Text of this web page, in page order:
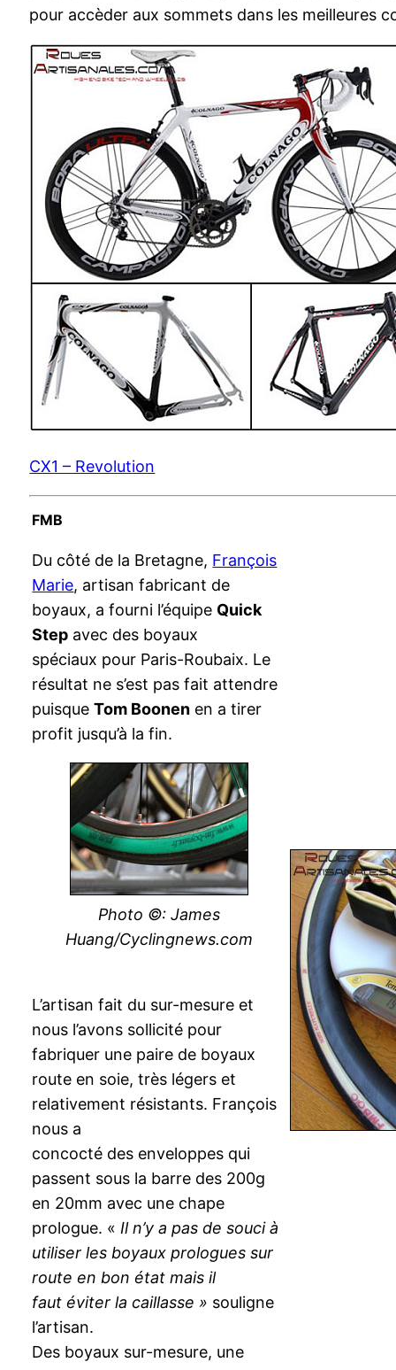
pour accèder aux sommets dans les meilleures
CX1 – Revolution
FMB
Du côté de la Bretagne, François
Marie, artisan fabricant de
boyaux, a fourni l’équipe Quick
Step avec des boyaux
spéciaux pour Paris-Roubaix. Le
résultat ne s’est pas fait attendre
puisqueTom Boonen en a tirer
profit jusqu’à la fin.
Photo ©: James
Huang/Cyclingnews.com
L’artisan fait du sur-mesure et
nous l’avons sollicité pour
fabriquer une paire de boyaux
route en soie, très légers et
relativement résistants. François
nous a
concocté des enveloppes qui
passent sous la barre des 200g
en 20mm avec une chape
prologue. « Il n’y a pas de souci à
utiliser les boyaux prologues sur
route en bon état mais il
faut éviter la caillasse » souligne
l’artisan.
Des boyaux sur-mesure, une